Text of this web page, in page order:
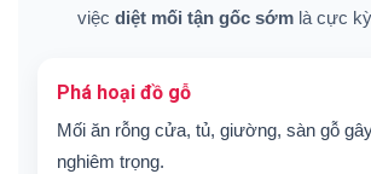
việc diệt mối tận gốc sớmlà cực kỳ
Phá hoại đồ gỗ
Mối ăn rỗng cửa, tủ, giường, sàn gỗ
nghiêm trọng.